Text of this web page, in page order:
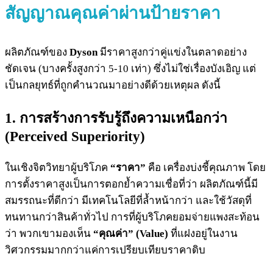
สัญญาณคุณค่าผ่านป้ายราคา
ผลิตภัณฑ์ของ Dysonมีราคาสูงกว่าคู่แข่งในตลาดอย่าง
ชัดเจน (บางครั้งสูงกว่า 5-10 เท่า) ซึ่งไม่ใช่เรื่องบังเอิญ แต่
เป็นกลยุทธ์ที่ถูกคำนวณมาอย่างดีด้วยเหตุผล ดังนี้
1. การสร้างการรับรู้ถึงความเหนือกว่า
(Perceived Superiority)
ในเชิงจิตวิทยาผู้บริโภค “ราคา” คือ เครื่องบ่งชี้คุณภาพ โดย
การตั้งราคาสูงเป็นการตอกย้ำความเชื่อที่ว่า ผลิตภัณฑ์นี้มี
สมรรถนะที่ดีกว่า มีเทคโนโลยีที่ล้ำหน้ากว่า และใช้วัสดุที่
ทนทานกว่าสินค้าทั่วไป การที่ผู้บริโภคยอมจ่ายแพงสะท้อน
ว่า พวกเขามองเห็น “คุณค่า” (Value) ที่แฝงอยู่ในงาน
วิศวกรรมมากกว่าแค่การเปรียบเทียบราคาดิบ